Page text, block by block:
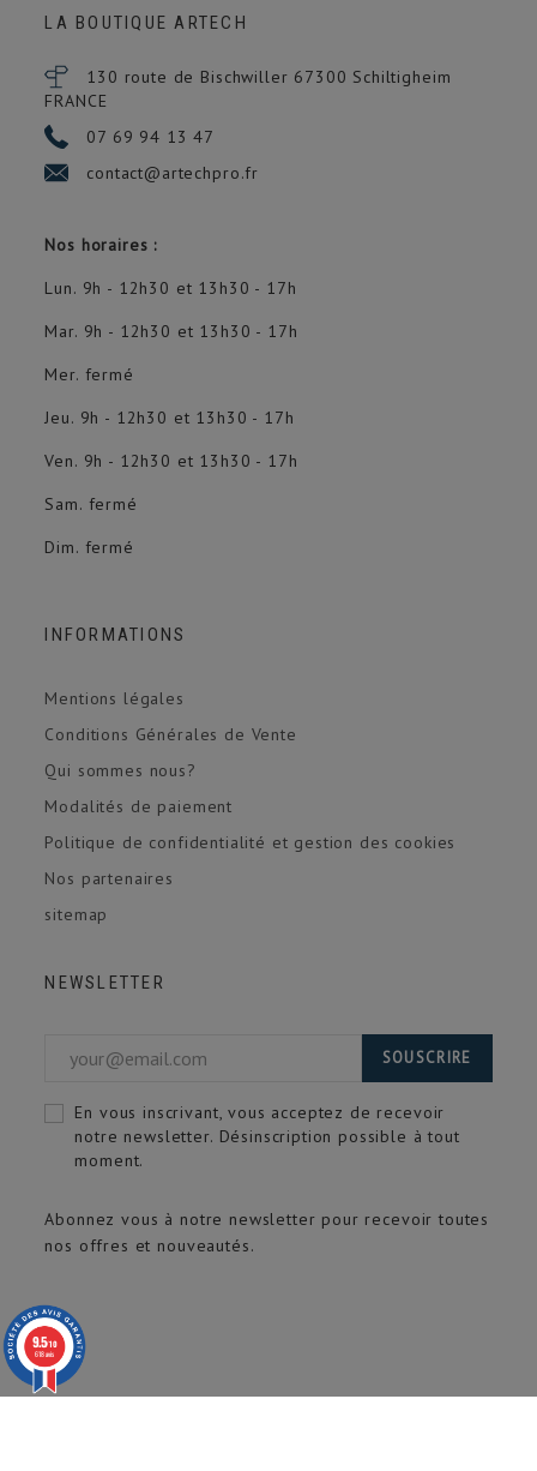
LA BOUTIQUE ARTECH
130 route de Bischwiller 67300 Schiltigheim
FRANCE
07 69 94 13 47
contact@artechpro.fr
Nos horaires :
Lun. 9h - 12h30 et 13h30 - 17h
Mar. 9h - 12h30 et 13h30 - 17h
Mer. fermé
Jeu. 9h - 12h30 et 13h30 - 17h
Ven. 9h - 12h30 et 13h30 - 17h
Sam. fermé
Dim. fermé
INFORMATIONS
Mentions légales
Conditions Générales de Vente
Qui sommes nous?
Modalités de paiement
Politique de confidentialité et gestion des cookies
Nos partenaires
sitemap
NEWSLETTER
Abonnez vous à notre newsletter pour recevoir toutes
nos offres et nouveautés.
SOUSCRIRE
En vous inscrivant, vous acceptez de recevoir
notre newsletter. Désinscription possible à tout
moment.
9.5/10
618 avis